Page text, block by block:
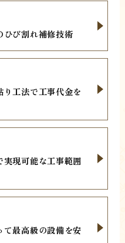
ひび割れ補修技術
工法で工事代金を
現可能な工事範囲
最高級の設備を安